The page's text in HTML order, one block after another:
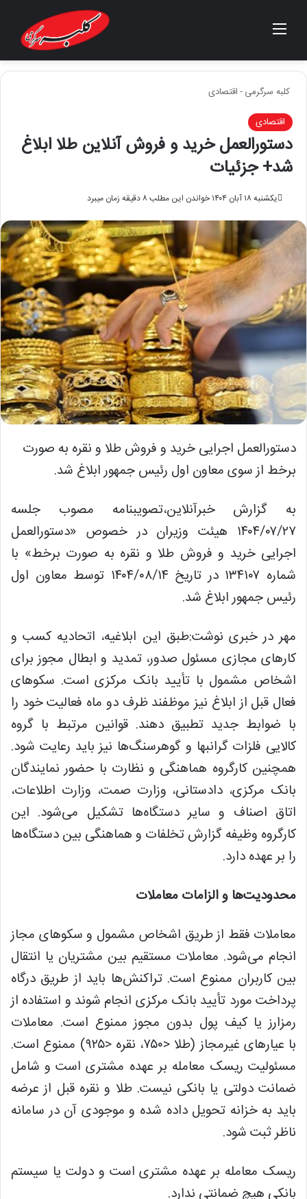
منو
کلبه سرگرمی-اقتصادی
اقتصادی
دستورالعمل خرید و فروش آنلاین طلا ابلاغ
شد+ جزئیات
یکشنبه ۱۸ آبان ۱۴۰۴ خواندن این مطلب ۸ دقیقه زمان میبرد
دستورالعمل اجرایی خرید و فروش طلا و نقره به صورت
برخط از سوی معاون اول رئیس جمهور ابلاغ شد.
به گزارش خبرآنلاین،تصویبنامه مصوب جلسه
۱۴۰۴/۰۷/۲۷ هیئت وزیران در خصوص «دستورالعمل
اجرایی خرید و فروش طلا و نقره به صورت برخط» با
شماره ۱۳۴۱۰۷ در تاریخ ۱۴۰۴/۰۸/۱۴ توسط معاون اول
رئیس جمهور ابلاغ شد.
مهر در خبری نوشت:طبق این ابلاغیه، اتحادیه کسب و
کارهای مجازی مسئول صدور، تمدید و ابطال مجوز برای
اشخاص مشمول با تأیید بانک مرکزی است. سکوهای
فعال قبل از ابلاغ نیز موظفند ظرف دو ماه فعالیت خود را
با ضوابط جدید تطبیق دهند. قوانین مرتبط با گروه
کالایی فلزات گرانبها و گوهرسنگ‌ها نیز باید رعایت شود.
همچنین کارگروه هماهنگی و نظارت با حضور نمایندگان
بانک مرکزی، دادستانی، وزارت صمت، وزارت اطلاعات،
اتاق اصناف و سایر دستگاه‌ها تشکیل می‌شود. این
کارگروه وظیفه گزارش تخلفات و هماهنگی بین دستگاه‌ها
را بر عهده دارد.
محدودیت‌ها و الزامات معاملات
معاملات فقط از طریق اشخاص مشمول و سکوهای مجاز
انجام می‌شود. معاملات مستقیم بین مشتریان یا انتقال
بین کاربران ممنوع است. تراکنش‌ها باید از طریق درگاه
پرداخت مورد تأیید بانک مرکزی انجام شوند و استفاده از
رمزارز یا کیف پول بدون مجوز ممنوع است. معاملات
با
عیارهای غیرمجاز (طلا <۷۵۰، نقره <۹۲۵) ممنوع است.
مسئولیت ریسک معامله بر عهده مشتری است و شامل
ضمانت دولتی یا بانکی نیست. طلا و نقره قبل از عرضه
باید به خزانه تحویل داده شده و موجودی آن در سامانه
ناظر ثبت شود.
ریسک معامله بر عهده مشتری است و دولت یا سیستم
بانکی هیچ ضمانتی ندارد.